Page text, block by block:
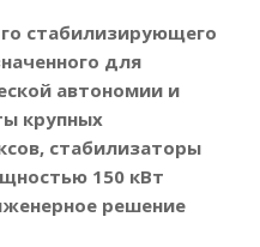
стабилизирующего
для
автономии и
крупных
стабилизаторы
150 кВт
решение